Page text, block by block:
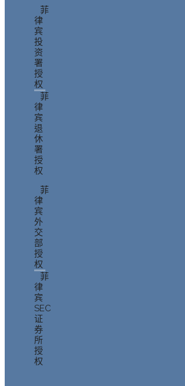
菲
律
宾
投
资
署
授
权
菲
律
宾
退
休
署
授
权
菲
律
宾
外
交
部
授
权
菲
律
宾
SEC
证
券
所
授
权